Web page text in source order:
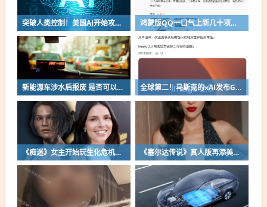
突破人类控制！美国AI开始攻击真人了 鸿蒙版QQ一口气上新几十项功能：10G文件可传微信好友
新能源车涉水后报废 是否可以全损理赔 全球第二！马斯克的xAI发布Grok Imagine Image 2.0模型：AI生图/编辑能力大增
《痴迷》女主开始玩生化危机了！自曝有参演机会 《塞尔达传说》真人版再添美女！曾出演冯小刚电影